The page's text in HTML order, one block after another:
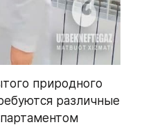
природного
различные